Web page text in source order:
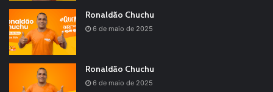
Ronaldão Chuchu
6 de maio de 2025
Ronaldão Chuchu
6 de maio de 2025